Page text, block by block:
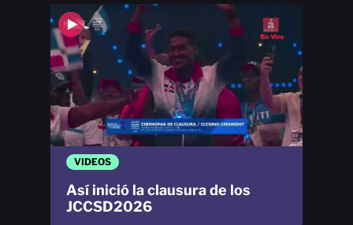
VIDEOS
Así inició la clausura de los
JCCSD2026